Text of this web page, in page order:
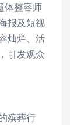
体整容师
报及短视
灿烂、活
引发观众
殡葬行